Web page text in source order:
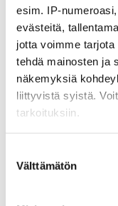
esim. IP-
evästeitä,
jotta voimme
tehdä mainosten ja
näkemyksiä
liittyvistä syistä.
tarkoituksiin.
Kerätä
valinta
Välttämätön
Louhen
onko
domain
haluamasi
vaihtoehtoisia
kuten .fi-, .com-
liittyviä julkisia